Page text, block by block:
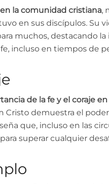
la comunidad cristiana,
en sus discípulos. Su
muchos, destacando
incluso en tiempos de
de la fe y el coraje
Cristo demuestra el
que, incluso en las
superar cualquier